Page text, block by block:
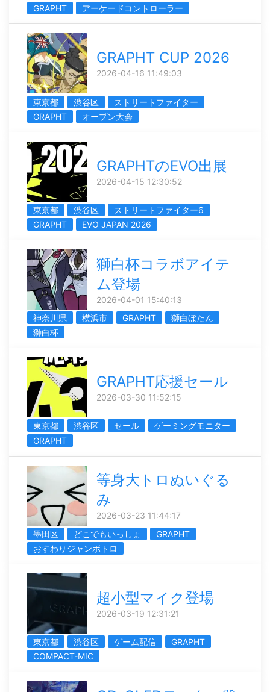
GRAPHT
アーケードコントローラー
GRAPHT CUP 2026
2026-04-16 11:49:03
東京都 渋谷区
ストリートファイター
GRAPHT
オープン大会
GRAPHTのEVO出展
2026-04-15 12:30:52
東京都 渋谷区
ストリートファイター6
GRAPHT
EVO JAPAN 2026
獅白杯コラボアイテ
ム登場
2026-04-01 15:40:13
神奈川県
横浜市 GRAPHT
獅白ぼたん
獅白杯
GRAPHT応援セール
2026-03-30 11:52:15
東京都 渋谷区 セール
ゲーミングモニター
GRAPHT
等身大トロぬいぐる
み
2026-03-23 11:44:17
墨田区
どこでもいっしょ
GRAPHT
おすわりジャンボトロ
超小型マイク登場
2026-03-19 12:31:21
東京都 渋谷区 ゲーム配信
GRAPHT
COMPACT-MIC